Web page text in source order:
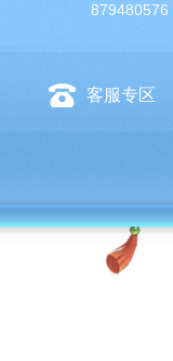
879480576
客服专区